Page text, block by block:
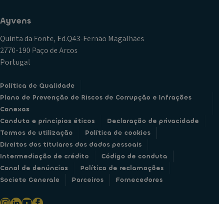
Ayvens
Quinta da Fonte, Ed.Q43-Fernão Magalhães
2770-190 Paço de Arcos
Portugal
Política de Qualidade
Plano de Prevenção de Riscos de Corrupção e Infrações
Conexas
Conduta e princípios éticos
Declaração de privacidade
Termos de utilização
Política de cookies
Direitos dos titulares dos dados pessoais
Intermediação de crédito
Código de conduta
Canal de denúncias
Política de reclamações
Societe Generale
Parceiros Fornecedores